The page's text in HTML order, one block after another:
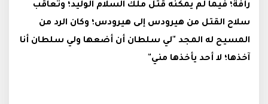
رأفة؛ فيما لم يمكنه قتل ملك السلام الوليد؛ وتعاقب
سلاح القتل من هيرودس إلى هيرودس؛ وكان الرد من
المسيح له المجد "لي سلطان أن أضعها ولي سلطان أنا
آخذها؛ لا أحد يأخذها مني"